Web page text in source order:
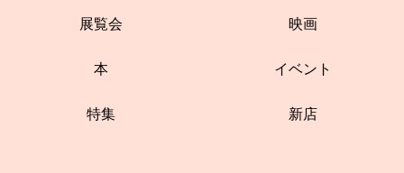
展覧会 映画
本 イベント
特集 新店